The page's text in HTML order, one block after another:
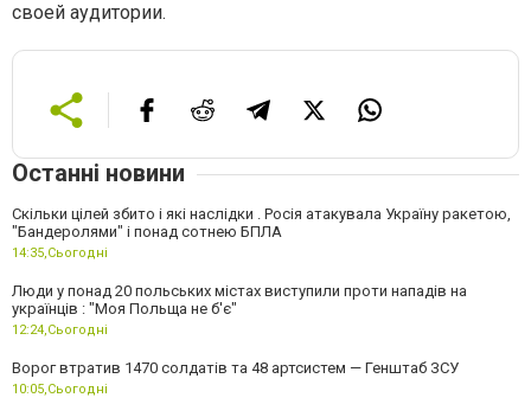
своей аудитории.
Останні новини
Скільки цілей збито і які наслідки . Росія атакувала Україну ракетою,
"Бандеролями" і понад сотнею БПЛА
14:35,Сьогодні
Люди у понад 20 польських містах виступили проти нападів на
українців : "Моя Польща не б'є"
12:24,Сьогодні
Ворог втратив 1470 солдатів та 48 артсистем — Генштаб ЗСУ
10:05,Сьогодні